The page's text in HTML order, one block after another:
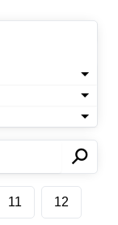
✕⚲
11 12